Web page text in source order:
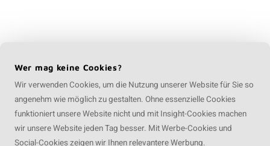
Wer mag keine Cookies?
Wir verwenden Cookies, um die Nutzung unserer Website für Sie so
angenehm wie möglich zu gestalten. Ohne essenzielle Cookies
funktioniert unsere Website nicht und mit Insight-Cookies machen
wir unsere Website jeden Tag besser. Mit Werbe-Cookies und
Social-Cookies zeigen wir Ihnen relevantere Werbung.